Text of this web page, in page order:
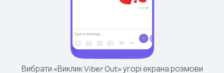
Вибрати «Виклик Viber Out» угорі екрана розмови